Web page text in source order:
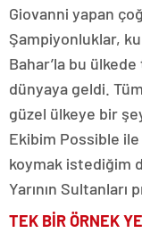
Giovanni yapan
Şampiyonluklar,
Bahar’la bu ülkede
dünyaya geldi.
güzel ülkeye bir
Ekibim Possible ile
koymak istediğim
Yarının
TEK BİR ÖRNEK